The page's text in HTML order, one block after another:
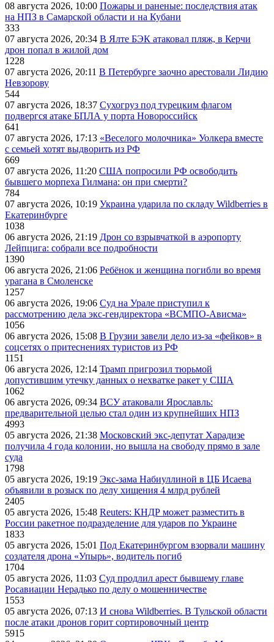
08 августа 2026, 10:00 Пожары и раненые: последствия атак
на НПЗ в Самарской области и на Кубани
333
07 августа 2026, 20:34 В Ялте БЭК атаковал пляж, в Керчи
дрон попал в жилой дом
1228
07 августа 2026, 20:11 В Петербурге заочно арестовали Лидию
Невзорову
544
07 августа 2026, 18:37 Сухогруз под турецким флагом
подвергся атаке БПЛА у порта Новороссийск
641
07 августа 2026, 17:13 «Веселого молочника» Уолкера вместе
с семьей хотят выдворить из РФ
669
07 августа 2026, 11:20 США попросили РФ освободить
бывшего морпеха Гилмана: он при смерти?
784
07 августа 2026, 10:19 Украина ударила по складу Wildberries в
Екатеринбурге
1038
06 августа 2026, 21:19 Дрон со взрывчаткой в аэропорту
Лейпцига: собрали все подробности
1390
06 августа 2026, 21:06 Ребёнок и женщина погибли во время
урагана в Смоленске
1257
06 августа 2026, 19:06 Суд на Урале приступил к
рассмотрению дела экс-гендиректора «ВСМПО-Ависма»
1056
06 августа 2026, 15:08 В Грузии завели дело из-за «фейков» в
соцсетях о притеснениях туристов из РФ
1151
06 августа 2026, 12:14 Трамп пригрозил тюрьмой
допустившим утечку данных о нехватке ракет у США
1062
06 августа 2026, 09:34 ВСУ атаковали Ярославль:
предварительной целью стал один из крупнейших НПЗ
4993
05 августа 2026, 21:38 Московский экс-депутат Харадизе
получила 4 года колонии, но вышла на свободу прямо в зале
суда
1798
05 августа 2026, 19:19 Экс-зама Набиуллиной в ЦБ Исаева
объявили в розыск по делу хищения 4 млрд рублей
2405
05 августа 2026, 15:48 Reuters: КНДР может разместить в
России ракетное подразделение для ударов по Украине
1833
05 августа 2026, 15:01 Под Екатеринбургом взорвали машину
создателя дрона «Упырь», водитель погиб
1704
05 августа 2026, 11:03 Суд продлил арест бывшему главе
Росавиации Нерадько по делу о мошенничестве
1553
05 августа 2026, 07:13 И снова Wildberries. В Тульской области
после атаки дронов горит сортировочный центр
5915